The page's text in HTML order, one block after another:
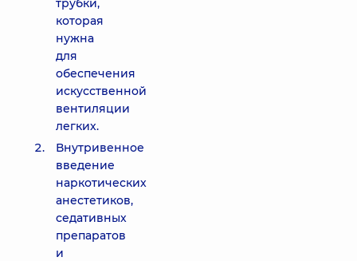
трубки,
которая
нужна
для
обеспечения
искусственной
вентиляции
легких.
Внутривенное
введение
наркотических
анестетиков,
седативных
препаратов
и